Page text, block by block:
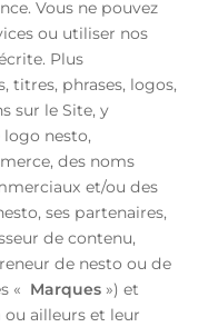
Vous ne pouvez
ou utiliser nos
Plus
titres, phrases, logos,
sur le Site, y
logo nesto,
des noms
et/ou des
ses partenaires,
de contenu,
de nesto ou de
« Marques») et
ailleurs et leur